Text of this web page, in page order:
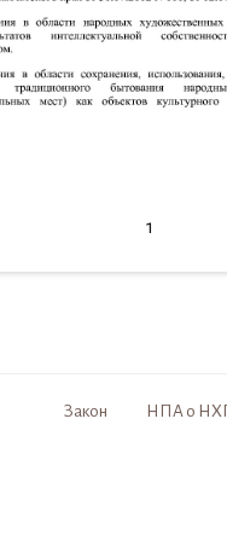
1
Закон НПА о